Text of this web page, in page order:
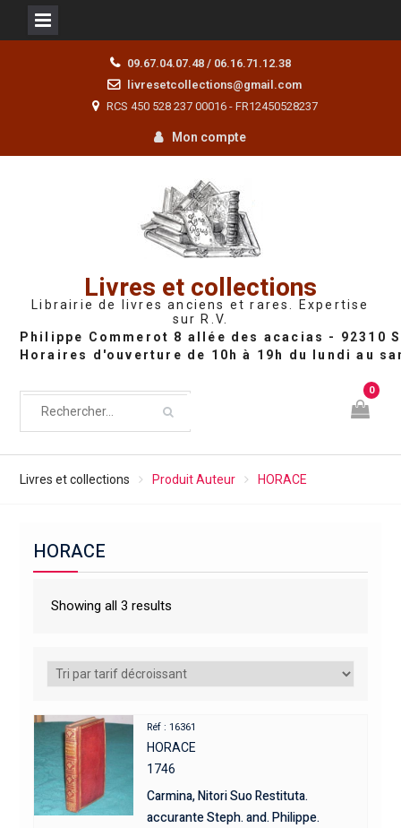
09.67.04.07.48 / 06.16.71.12.38
livresetcollections@gmail.com
RCS 450 528 237 00016 - FR12450528237
Mon compte
Livres et collections
Librairie de livres anciens et rares. Expertise
sur R.V.
0
Livres et collections Produit Auteur HORACE
HORACE
Showing all 3 results
Réf : 16361
HORACE
1746
Carmina, Nitori Suo Restituta.
accurante Steph. and. Philippe.